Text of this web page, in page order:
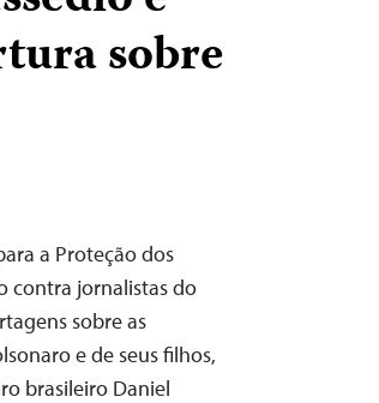
sobre
a Proteção dos
contra jornalistas do
sobre as
e de seus filhos,
brasileiro Daniel